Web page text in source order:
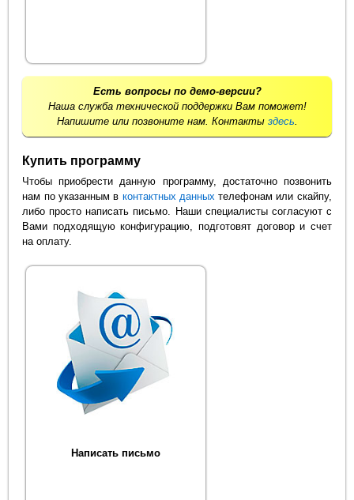
Есть вопросы по демо-версии?
Наша служба технической поддержки Вам поможет!
Напишите или позвоните нам. Контакты здесь
Купить программу
Чтобы приобрести данную программу, достаточно позвонить
нам по указанным в контактных данных телефонам или скайпу,
либо просто написать письмо. Наши специалисты согласуют с
Вами подходящую конфигурацию, подготовят договор и счет
на оплату.
Написать письмо